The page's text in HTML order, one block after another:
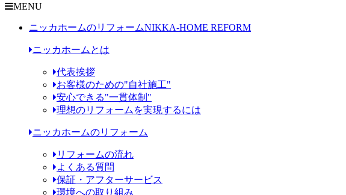
MENU
ニッカホームのリフォームNIKKA-HOME REFORM
ニッカホームとは
代表挨拶
お客様のための"自社施工"
安心できる"一貫体制"
理想のリフォームを実現するには
ニッカホームのリフォーム
リフォームの流れ
よくある質問
保証・アフターサービス
環境への取り組み